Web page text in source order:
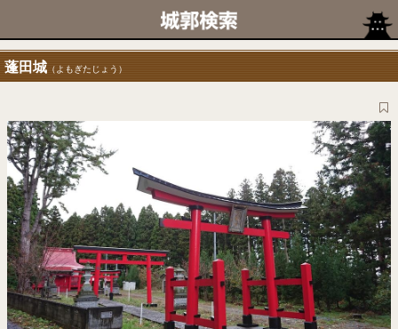
蓬田城 （よもぎたじょう）